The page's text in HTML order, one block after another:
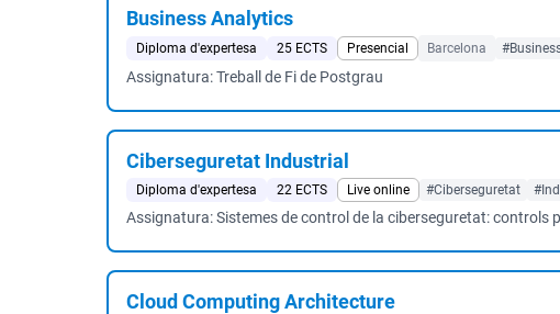
Business Analytics
Diploma d'expertesa 25 ECTS Presencial Barcelona
Assignatura: Treball de Fi de Postgrau
Ciberseguretat Industrial
Diploma d'expertesa 22 ECTS Live online #Ciberseguretat
Assignatura: Sistemes de control de la ciberseguretat: controls
Cloud Computing Architecture